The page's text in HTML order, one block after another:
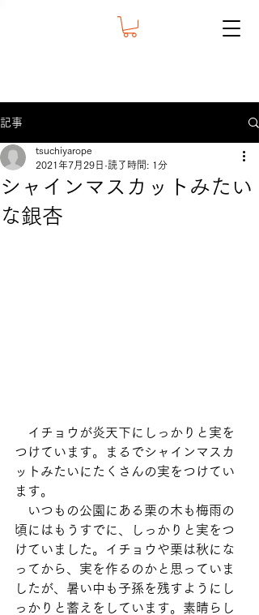
記事
シャインマスカットみたい
な銀杏
tsuchiyarope
2021年7月29日 読了時間: 1分
イチョウが炎天下にしっかりと実を
つけています。まるでシャインマスカ
ットみたいにたくさんの実をつけてい
ます。
いつもの公園にある栗の木も梅雨の
頃にはもうすでに、しっかりと実をつ
けていました。イチョウや栗は秋にな
ってから、実を作るのかと思っていま
したが、暑い中も子孫を残すようにし
っかりと蓄えをしています。素晴らし